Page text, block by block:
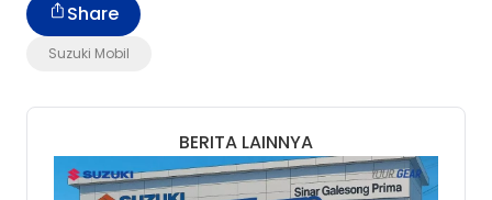
Suzuki Mobil
Share
BERITA LAINNYA